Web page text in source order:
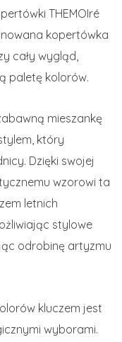
THEMOIré
kopertówka
cały wygląd,
paletę kolorów.
mieszankę
który
Dzięki swojej
wzorowi ta
letnich
stylowe
odrobinę artyzmu
kluczem jest
wyborami.